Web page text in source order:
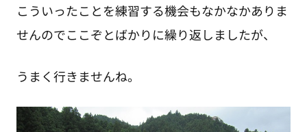
こういったことを練習する機会もなかなかありま
せんのでここぞとばかりに繰り返しましたが、
うまく行きませんね。